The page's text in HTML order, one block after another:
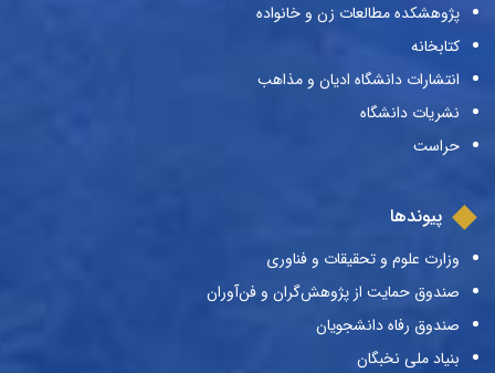
پژوهشکده مطالعات زن و خانواده
کتابخانه
انتشارات دانشگاه ادیان و مذاهب
نشریات دانشگاه
حراست
پیوندها
وزارت علوم و تحقیقات و فناوری
صندوق حمایت از پژوهش‌گران و فن‌آوران
صندوق رفاه دانشجویان
بنیاد ملی نخبگان